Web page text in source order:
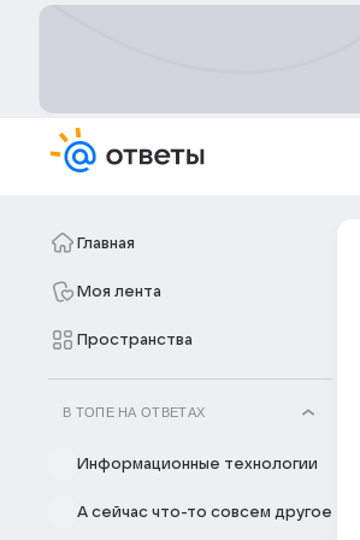
Главная
Моя лента
Пространства
В ТОПЕ НА ОТВЕТАХ
Информационные технологии
А сейчас что-то совсем другое